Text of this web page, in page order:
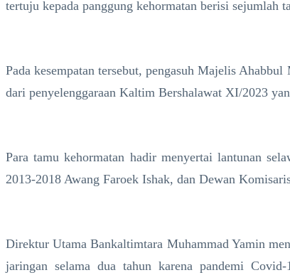
tertuju kepada panggung kehormatan berisi sejumlah
Pada kesempatan tersebut, pengasuh Majelis
dari penyelenggaraan Kaltim Bershalawat XI/2023
Para tamu kehormatan hadir menyertai lantunan
2013-2018 Awang Faroek Ishak, dan Dewan
Direktur Utama Bankaltimtara Muhammad Yamin
jaringan selama dua tahun karena pandemi